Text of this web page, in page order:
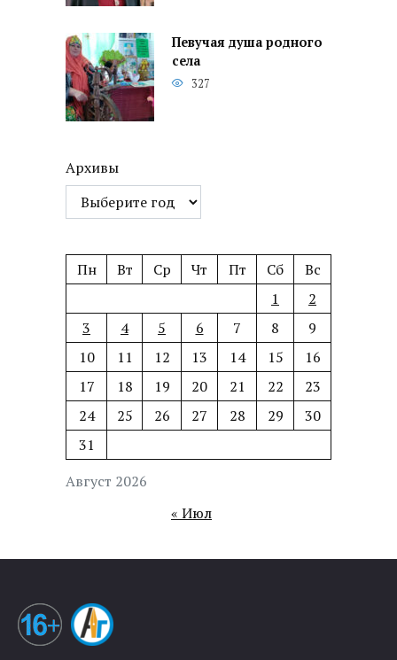
Певучая душа родного
села
327
Архивы
Август 2026
Пн Вт Ср Чт Пт Сб
Вс
1
2
3
4 5 6 7 8
9
10
11 12 13 14 15
16
17
18 19 20 21 22
23
24
25 26 27 28 29
30
31
« Июл